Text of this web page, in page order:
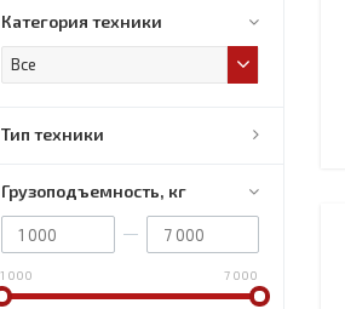
Категория техники
Все
Тип техники
Грузоподъемность, кг
1 000 7 000